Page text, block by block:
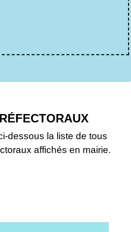
dessous la liste de tous
affichés en mairie.